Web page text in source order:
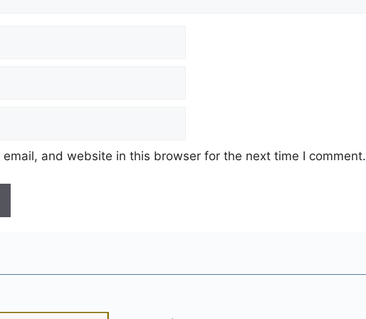
email, and website in this browser for the next time I comment.